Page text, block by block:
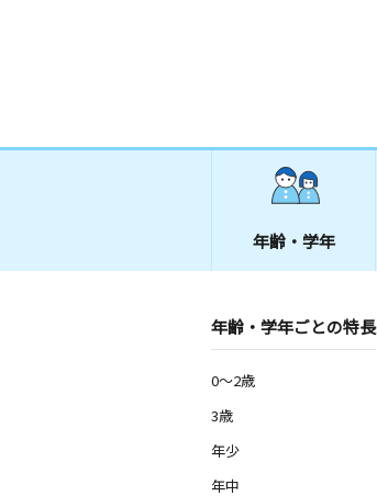
年齢・学年
年齢・学年ごとの特長
0～2歳
3歳
年少
年中